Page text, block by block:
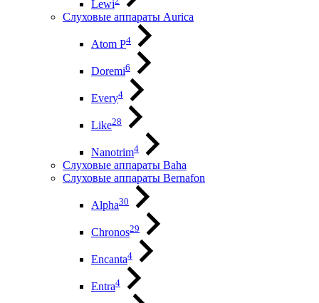
Lewi
Слуховые аппараты Aurica
Atom P4
Doremi6
Every4
Like28
Nanotrim4
Слуховые аппараты Baha
Слуховые аппараты Bernafon
Alpha30
Chronos29
Encanta4
Entra4